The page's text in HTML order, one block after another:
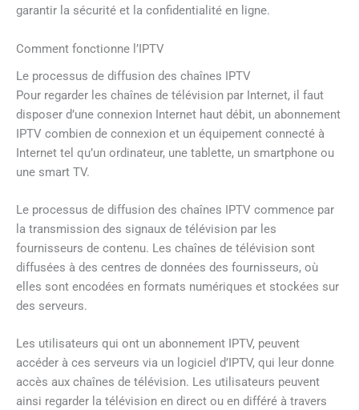
garantir la sécurité et la confidentialité en ligne.
Comment fonctionne l’IPTV
Le processus de diffusion des chaînes IPTV
Pour regarder les chaînes de télévision par Internet, il faut
disposer d’une connexion Internet haut débit, un abonnement
IPTV combien de connexion et un équipement connecté à
Internet tel qu’un ordinateur, une tablette, un smartphone ou
une smart TV.
Le processus de diffusion des chaînes IPTV commence par
la transmission des signaux de télévision par les
fournisseurs de contenu. Les chaînes de télévision sont
diffusées à des centres de données des fournisseurs, où
elles sont encodées en formats numériques et stockées sur
des serveurs.
Les utilisateurs qui ont un abonnement IPTV, peuvent
accéder à ces serveurs via un logiciel d’IPTV, qui leur donne
accès aux chaînes de télévision. Les utilisateurs peuvent
ainsi regarder la télévision en direct ou en différé à travers